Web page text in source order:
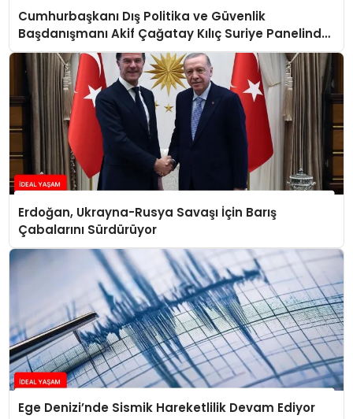
Cumhurbaşkanı Dış Politika ve Güvenlik
Başdanışmanı Akif Çağatay Kılıç Suriye Panelinde
Konuştu
Erdoğan, Ukrayna-Rusya Savaşı İçin Barış
Çabalarını Sürdürüyor
Ege Denizi’nde Sismik Hareketlilik Devam Ediyor